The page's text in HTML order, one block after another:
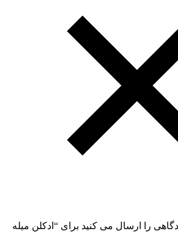
را ارسال می کنید برای “ادکلن میله